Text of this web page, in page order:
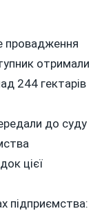
провадження
отримали
244 гектарів
до суду
цієї
підприємства: